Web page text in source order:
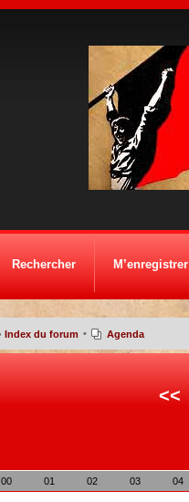
Rechercher M’enregistrer
Index du forum • Agenda
<<
00 01 02 03 04